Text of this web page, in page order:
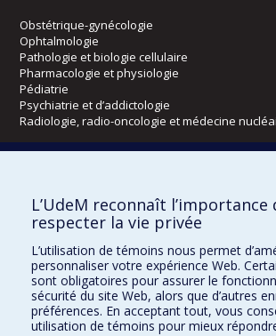
Obstétrique-gynécologie
Ophtalmologie
Pathologie et biologie cellulaire
Pharmacologie et physiologie
Pédiatrie
Psychiatrie et d’addictologie
Radiologie, radio-oncologie et médecine
Kinésiologie et des sciences de l’activité
Orthophonie et audiologie
Directions
DPC
CPASS
L’UdeM reconnaît l’importance
respecter la vie privée
L’utilisation de témoins nous permet
personnaliser votre expérience Web.
sont obligatoires pour assurer le
sécurité du site Web, alors que d’autres
préférences. En acceptant tout, vous
utilisation de témoins pour mieux